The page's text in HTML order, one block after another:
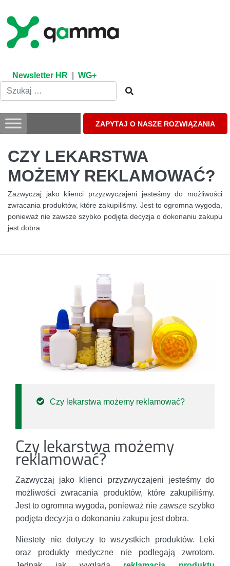
content
Newsletter HR WG+
ZAPYTAJ O NASZE ROZWIĄZANIA
CZY LEKARSTWA
MOŻEMY REKLAMOWAĆ?
Zazwyczaj jako klienci przyzwyczajeni jesteśmy do możliwości
zwracania produktów, które zakupiliśmy. Jest to ogromna wygoda,
ponieważ nie zawsze szybko podjęta decyzja o dokonaniu zakupu
jest dobra.
Czy lekarstwa możemy reklamować?
Czy lekarstwa możemy
reklamować?
Zazwyczaj jako klienci przyzwyczajeni jesteśmy do
możliwości zwracania produktów, które zakupiliśmy.
Jest to ogromna wygoda, ponieważ nie zawsze szybko
podjęta decyzja o dokonaniu zakupu jest dobra.
Niestety nie dotyczy to wszystkich produktów. Leki
oraz produkty medyczne nie podlegają zwrotom.